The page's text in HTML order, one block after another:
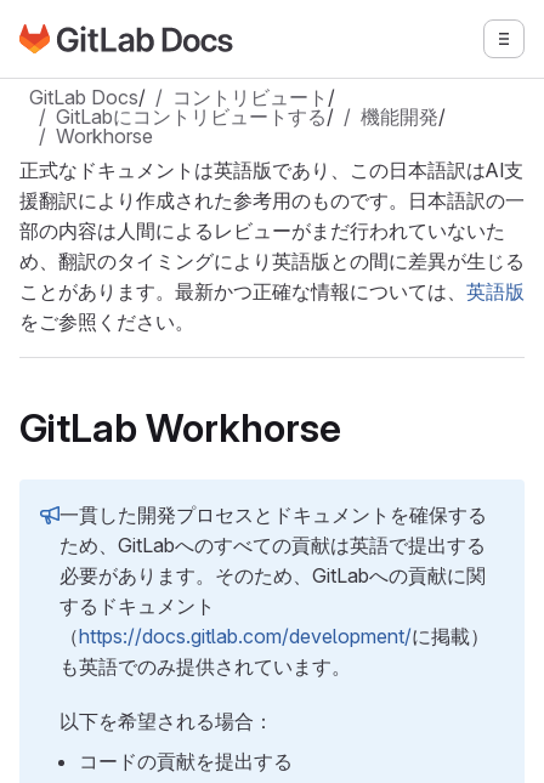
メインコンテンツにスキップ
GitLabドキュメントのホームページに移動 メニ
GitLab Docs/ コントリビュート /
GitLabにコントリビュートする/ 機能開発/
Workhorse
正式なドキュメントは英語版であり、この日本語訳はAI支
援翻訳により作成された参考用のものです。日本語訳の一
部の内容は人間によるレビューがまだ行われていないた
め、翻訳のタイミングにより英語版との間に差異が生じる
ことがあります。最新かつ正確な情報については、 英語版
をご参照ください。
GitLab Workhorse
一貫した開発プロセスとドキュメントを確保する
ため、GitLabへのすべての貢献は英語で提出する
必要があります。そのため、GitLabへの貢献に関
するドキュメント
（https://docs.gitlab.com/development/に掲載）
も英語でのみ提供されています。
以下を希望される場合：
コードの貢献を提出する